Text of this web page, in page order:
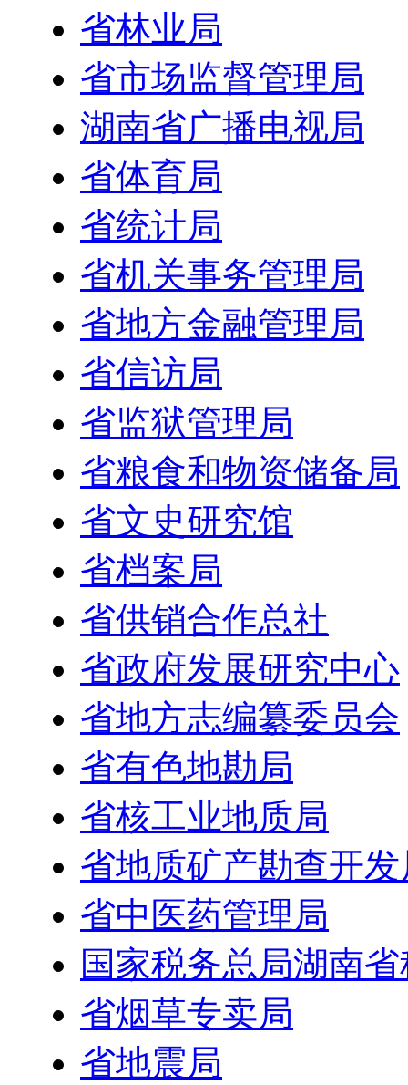
省林业局
省市场监督管理局
湖南省广播电视局
省体育局
省统计局
省机关事务管理局
省地方金融管理局
省信访局
省监狱管理局
省粮食和物资储备局
省文史研究馆
省档案局
省供销合作总社
省政府发展研究中心
省地方志编纂委员会
省有色地勘局
省核工业地质局
省地质矿产勘查开发
省中医药管理局
国家税务总局湖南
省烟草专卖局
省地震局